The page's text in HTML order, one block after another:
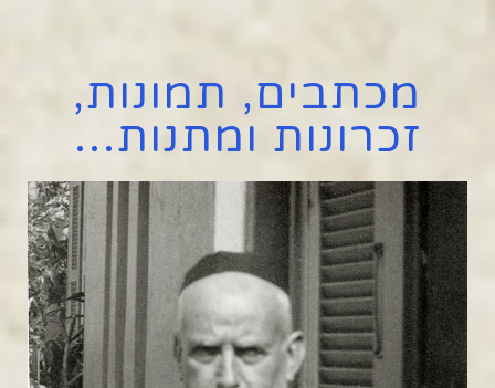
מכתבים, תמונות,
זכרונות ומתנות...